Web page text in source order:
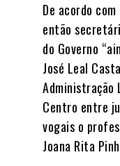
De acordo com
então
do Governo
José Leal
Administração
Centro entre
vogais o
Joana Rita